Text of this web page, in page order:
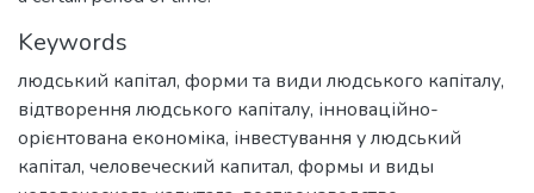
Keywords
людський капітал, форми та види людського капіталу,
відтворення людського капіталу, інноваційно-
орієнтована економіка, інвестування у людський
капітал, человеческий капитал, формы и виды